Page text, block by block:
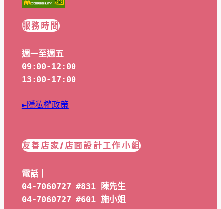
服務時間
週一至週五
09:00-12:00
13:00-17:00
►隱私權政策
友善店家/店面設計工作小組
電話｜
04-7060727 #831 陳先生
04-7060727 #601 施小姐